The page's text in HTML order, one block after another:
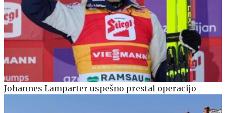
Johannes Lamparter uspešno prestal operacijo